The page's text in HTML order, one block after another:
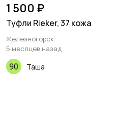
1 500 ₽
Туфли Rieker, 37 кожа
Железногорск
5 месяцев назад
Таша